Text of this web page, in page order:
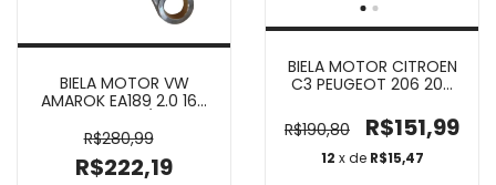
BIELA MOTOR VW
AMAROK EA189 2.0 16V
R$280,99
R$222,19
BIELA MOTOR CITROEN
C3 PEUGEOT 206 207
R$190,80
R$151,99
12 x de R$15,47